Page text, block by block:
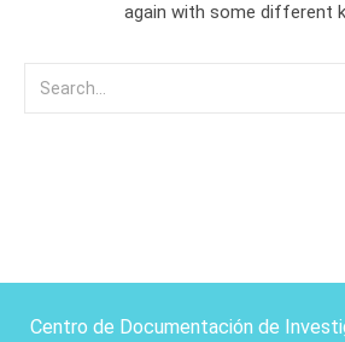
again with some different
Centro de Documentación de